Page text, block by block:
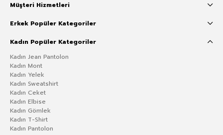
Müşteri Hizmetleri
Erkek Popüler Kategoriler
Kadın Popüler Kategoriler
Kadın Jean Pantolon
Kadın Mont
Kadın Yelek
Kadın Sweatshirt
Kadın Ceket
Kadın Elbise
Kadın Gömlek
Kadın T-Shirt
Kadın Pantolon